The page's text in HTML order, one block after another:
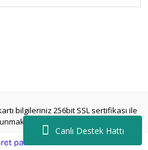
Canlı Destek Hattı
bilgileriniz 256bit SSL sertifikası ile